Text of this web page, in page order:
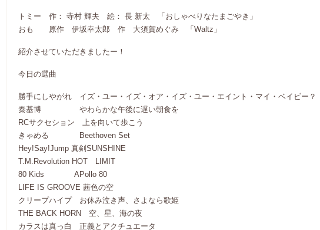
トミー 作： 寺村 輝夫 絵： 長 新太 「おしゃべりなたまごやき」
おも 原作 伊坂幸太郎 作 大須賀めぐみ 「Waltz」
紹介させていただきましたー！
今日の選曲
勝手にしやがれ イズ・ユー・イズ・オア・イズ・ユー・エイント・マイ・ベイビー？
秦基博 やわらかな午後に遅い朝食を
RCサクセション 上を向いて歩こう
きゃめる Beethoven Set
Hey!Say!Jump 真剣SUNSHINE
T.M.Revolution HOT LIMIT
80 Kids APollo 80
LIFE IS GROOVE 茜色の空
クリープハイプ お休み泣き声、さよなら歌姫
THE BACK HORN 空、星、海の夜
カラスは真っ白 正義とアクチュエータ